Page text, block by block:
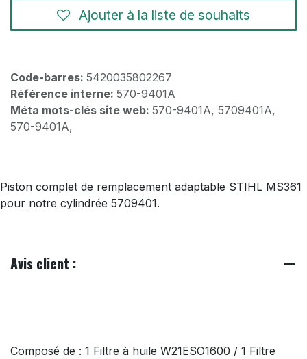
Ajouter à la liste de souhaits
Code-barres: 5420035802267
Référence interne: 570-9401A
Méta mots-clés site web: 570-9401A, 5709401A,
570-9401A,
Piston complet de remplacement adaptable STIHL MS361
pour notre cylindrée 5709401.
Avis client :
Composé de : 1 Filtre à huile W21ESO1600 / 1 Filtre